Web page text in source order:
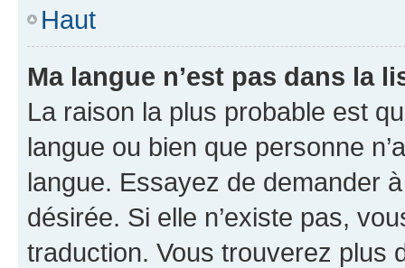
Haut
Ma langue n’est pas dans la
La raison la plus probable est
langue ou bien que personne
langue. Essayez de demander
désirée. Si elle n’existe pas,
traduction. Vous trouverez plus